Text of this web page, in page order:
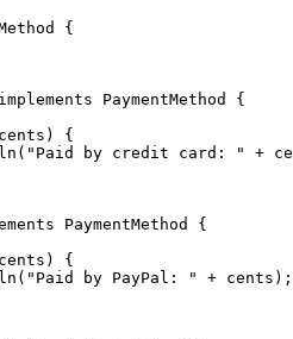
{
PaymentMethod {
{
by credit card: " +
PaymentMethod {
{
by PayPal: " + cents);